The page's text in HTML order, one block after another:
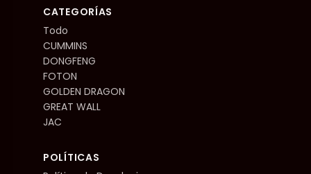
CATEGORÍAS
Todo
CUMMINS
DONGFENG
FOTON
GOLDEN DRAGON
GREAT WALL
JAC
POLÍTICAS